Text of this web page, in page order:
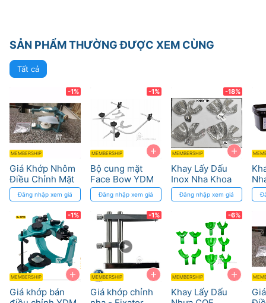
SẢN PHẨM THƯỜNG ĐƯỢC XEM CÙNG
Tất cả
-1%
MEMBERSHIP
Giá Khớp Nhôm
Điều Chỉnh Mặt
Phẳng cho Nha
Khoa
Đăng nhập xem giá
+
-1%
MEMBERSHIP
Giá khớp bán
+
-1%
MEMBERSHIP
Bộ cung mặt
Face Bow YDM
Đăng nhập xem giá
+
-1%
MEMBERSHIP
Giá khớp chỉnh
+
-18%
MEMBERSHIP
Khay Lấy Dấu
Inox Nha Khoa
Đăng nhập xem giá
+
-6%
MEMBERSHIP
Khay Lấy Dấu